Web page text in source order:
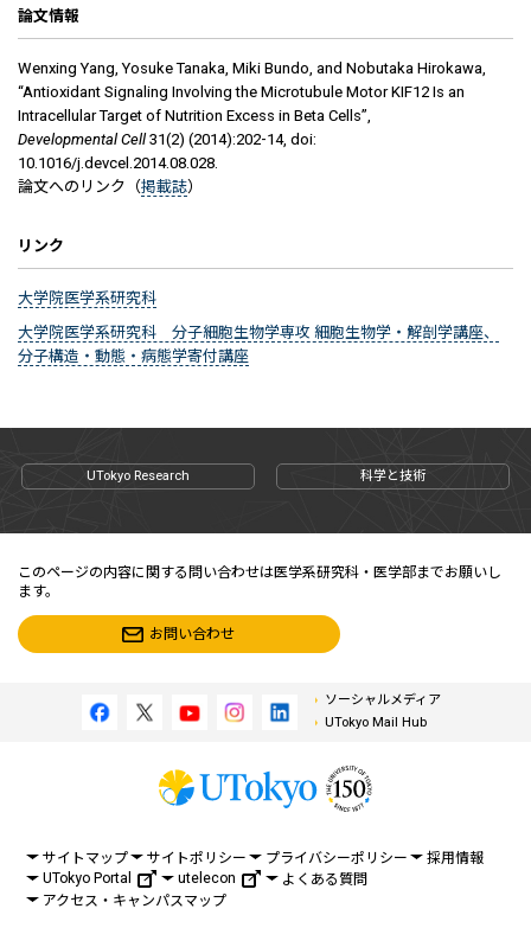
論文情報
Wenxing Yang, Yosuke Tanaka, Miki Bundo, and Nobutaka Hirokawa,
“Antioxidant Signaling Involving the Microtubule Motor KIF12 Is an
Intracellular Target of Nutrition Excess in Beta Cells”,
Developmental Cell31(2) (2014):202-14, doi:
10.1016/j.devcel.2014.08.028.
論文へのリンク（掲載誌）
リンク
大学院医学系研究科
大学院医学系研究科 分子細胞生物学専攻 細胞生物学・解剖学講座、
分子構造・動態・病態学寄付講座
UTokyo Research 科学と技術
このページの内容に関する問い合わせは医学系研究科・医学部までお願いし
ます。
お問い合わせ
ソーシャルメディア
UTokyo Mail Hub
サイトマップ サイトポリシー プライバシーポリシー
採用情報
UTokyo Portal
utelecon
よくある質問
アクセス・キャンパスマップ